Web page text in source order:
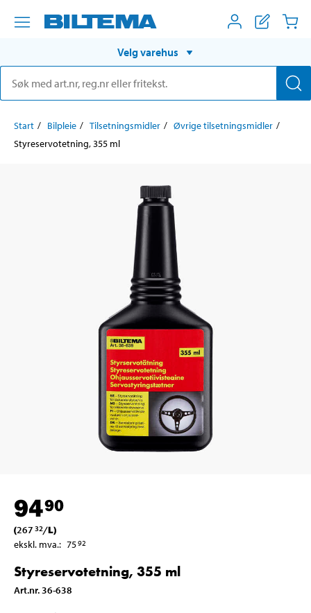
Velg varehus
Start Bilpleie Tilsetningsmidler
Øvrige tilsetningsmidler
Styreservotetning, 355 ml
9490
(267 32/L)
ekskl. mva.: 7592
Styreservotetning, 355 ml
Art.nr. 36-638